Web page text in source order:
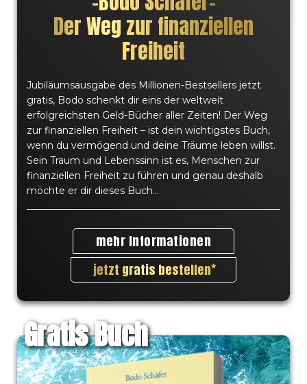
– Mark W.
"Die gratis Bücher sind der perfekte Einstieg um ein
Erfolgsbewusstsein zu schaffen. Für jedes Thema gibt es
Free Books, ich wollte immer mit dem Thema
Immobilien zu tun haben und konnte hier wertvolle
Tipps von erfolgreichen Immobilien Investoren erhalten."
– Peter S.
"Als Vertriebler ist es wichtig gut verkaufen zu können
Der Weg zur finanziellen
Freiheit
Jubiläumsausgabe des Millionen-Bestsellers jetzt
gratis, Bodo schenkt dir eins der weltweit
erfolgreichsten Geld-Bücher aller Zeiten! Der Weg
zur finanziellen Freiheit – ist dein wichtigstes Buch,
wenn du vermögend und deine Träume leben willst.
Sein Traum und Lebenssinn ist es, Menschen zur
finanziellen Freiheit zu führen und genau deshalb
möchte er dir dieses Buch...
mehr Informationen
jetzt gratis bestellen
Gratis Buch